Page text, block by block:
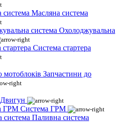
Масляна система
Охолоджувальна
Система стартера
Запчастини до
Двигун
Система ГРМ
Паливна система